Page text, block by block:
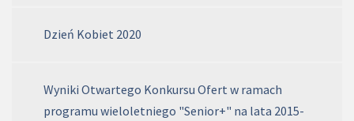
Dzień Kobiet 2020
Wyniki Otwartego Konkursu Ofert w ramach
programu wieloletniego "Senior+" na lata 2015-